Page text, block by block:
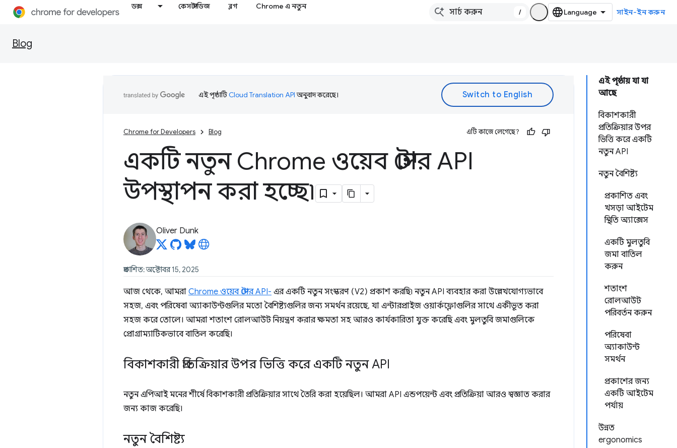
ডক্স কেস স্টাডিজ ব্লগ Chrome এ নতুন
/ সাইন-ইন করুন
Blog
এই পৃষ্ঠায় যা যা
আছে
বিকাশকারী
প্রতিক্রিয়ার উপর
ভিত্তি করে একটি
নতুন API
নতুন বৈশিষ্ট্য
প্রকাশিত এবং
খসড়া আইটেম
স্থিতি অ্যাক্সেস
একটি মুলতুবি
জমা বাতিল
করুন
শতাংশ
রোলআউট
পরিবর্তন করুন
পরিষেবা
অ্যাকাউন্ট
সমর্থন
প্রকাশের জন্য
একটি আইটেম
পর্যায়
উন্নত
ergonomics
এই পৃষ্ঠাটিCloud Translation APIঅনুবাদ করেছে।
Chrome for Developers Blog এটি কাজে লেগেছে?
একটি নতুন Chrome ওয়েব স্টোর API
উপস্থাপন করা হচ্ছে৷
Oliver Dunk
প্রকাশিত: অক্টোবর 15, 2025
আজ থেকে, আমরা Chrome ওয়েব স্টোর API- এর একটি নতুন সংস্করণ (V2) প্রকাশ করছি৷ নতুন API ব্যবহার করা উল্লেখযোগ্যভাবে
সহজ, এবং পরিষেবা অ্যাকাউন্টগুলির মতো বৈশিষ্ট্যগুলির জন্য সমর্থন রয়েছে, যা এন্টারপ্রাইজ ওয়ার্কফ্লোগুলির সাথে একীভূত করা
সহজ করে তোলে। আমরা শতাংশ রোলআউট নিয়ন্ত্রণ করার ক্ষমতা সহ আরও কার্যকারিতা যুক্ত করেছি এবং মুলতুবি জমাগুলিকে
প্রোগ্রাম্যাটিকভাবে বাতিল করেছি।
বিকাশকারী প্রতিক্রিয়ার উপর ভিত্তি করে একটি নতুন API
নতুন এপিআই মনের শীর্ষে বিকাশকারী প্রতিক্রিয়ার সাথে তৈরি করা হয়েছিল। আমরা API এন্ডপয়েন্ট এবং প্রতিক্রিয়া আরও স্বজ্ঞাত করার
জন্য কাজ করেছি।
নতুন বৈশিষ্ট্য